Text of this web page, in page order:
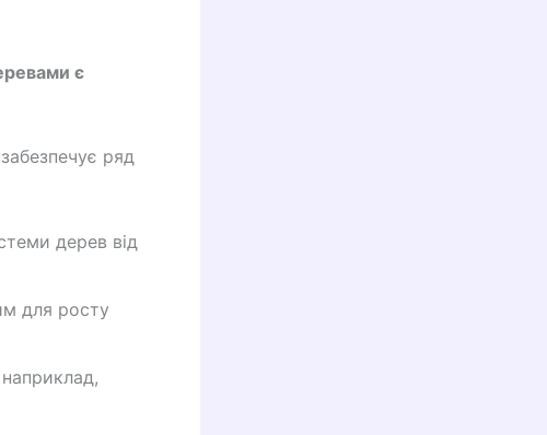
є
ряд
дерев від
для росту